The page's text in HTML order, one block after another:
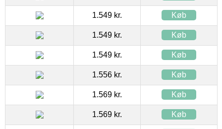
1.549 kr. Køb
1.549 kr. Køb
1.549 kr. Køb
1.556 kr. Køb
1.569 kr. Køb
1.569 kr. Køb